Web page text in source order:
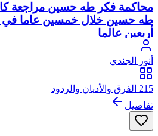
محاكمة فكر طه حسين مراجعة
طه حسين خلال خمسين عاما في
أربعين عالما
أنور الجندي
215 الفرق والأديان والردود
تفاصيل